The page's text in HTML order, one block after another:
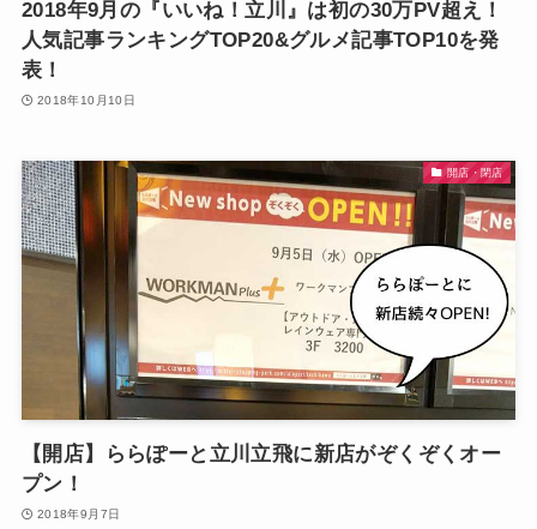
2018年9月の『いいね！立川』は初の30万PV超え！
人気記事ランキングTOP20&グルメ記事TOP10を発
表！
2018年10月10日
開店・閉店
【開店】ららぽーと立川立飛に新店がぞくぞくオー
プン！
2018年9月7日